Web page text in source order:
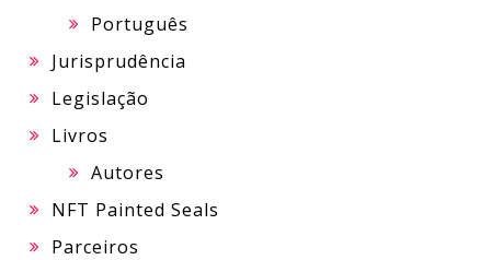
Português
Jurisprudência
Legislação
Livros
Autores
NFT Painted Seals
Parceiros